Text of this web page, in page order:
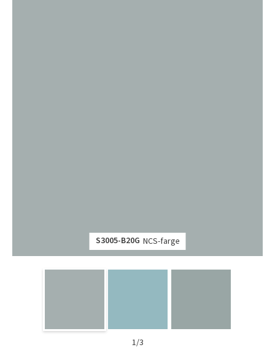
S3005-B20G NCS-farge
1/3